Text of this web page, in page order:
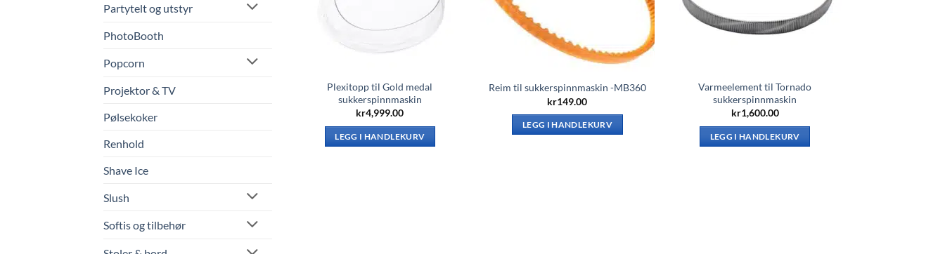
Partytelt og utstyr
PhotoBooth
Popcorn
Projektor & TV
Pølsekoker
Renhold
Shave Ice
Slush
Softis og tilbehør
Plexitopp til Gold medal
sukkerspinnmaskin
kr4,999.00
LEGG I HANDLEKURV
Reim til sukkerspinnmaskin -MB360
kr149.00
LEGG I HANDLEKURV
Varmeelement til Tornado
sukkerspinnmaskin
kr1,600.00
LEGG I HANDLEKURV